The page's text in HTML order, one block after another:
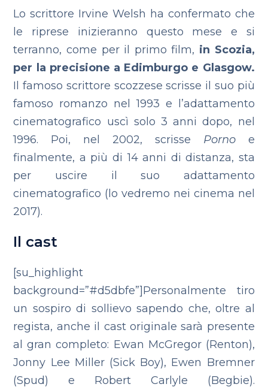
Lo scrittore Irvine Welsh ha confermato che
le riprese inizieranno questo mese e si
terranno, come per il primo film, in Scozia,
per la precisione a Edimburgo e Glasgow.
Il famoso scrittore scozzese scrisse il suo più
famoso romanzo nel 1993 e l’adattamento
cinematografico uscì solo 3 anni dopo, nel
1996. Poi, nel 2002, scrisse Porno e
finalmente, a più di 14 anni di distanza, sta
per uscire il suo adattamento
cinematografico (lo vedremo nei cinema nel
2017).
Il cast
[su_highlight
background=”#d5dbfe”]Personalmente tiro
un sospiro di sollievo sapendo che, oltre al
regista, anche il cast originale sarà presente
al gran completo: Ewan McGregor (Renton),
Jonny Lee Miller (Sick Boy), Ewen Bremner
(Spud) e Robert Carlyle (Begbie).